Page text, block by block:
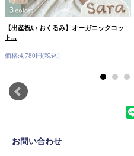
【出産祝い おくるみ】オーガニックコッ
ト...
価格:4,780円(税込)
お問い合わせ